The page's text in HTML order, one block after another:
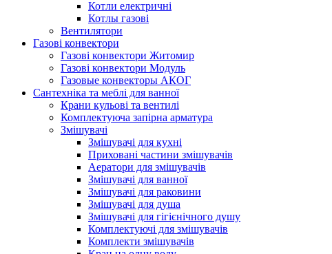
Котли електричні
Котлы газові
Вентилятори
Газові конвектори
Газові конвектори Житомир
Газові конвектори Модуль
Газовые конвекторы АКОГ
Сантехніка та меблі для ванної
Крани кульові та вентилі
Комплектуюча запірна арматура
Змішувачі
Змішувачі для кухні
Приховані частини змішувачів
Аератори для змішувачів
Змішувачі для ванної
Змішувачі для раковини
Змішувачі для душа
Змішувачі для гігієнічного душу
Комплектуючі для змішувачів
Комплекти змішувачів